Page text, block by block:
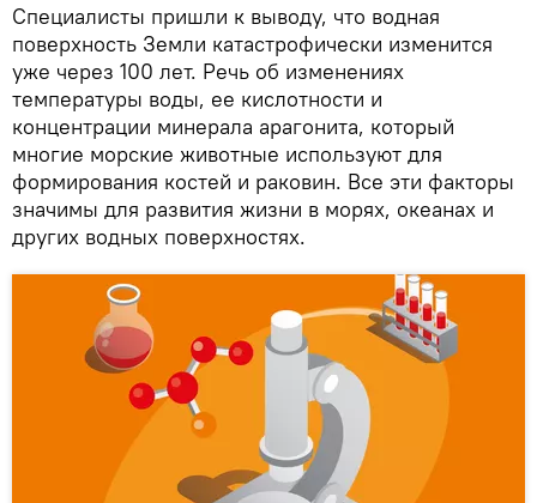
Специалисты пришли к выводу, что водная
поверхность Земли катастрофически изменится
уже через 100 лет. Речь об изменениях
температуры воды, ее кислотности и
концентрации минерала арагонита, который
многие морские животные используют для
формирования костей и раковин. Все эти факторы
значимы для развития жизни в морях, океанах и
других водных поверхностях.